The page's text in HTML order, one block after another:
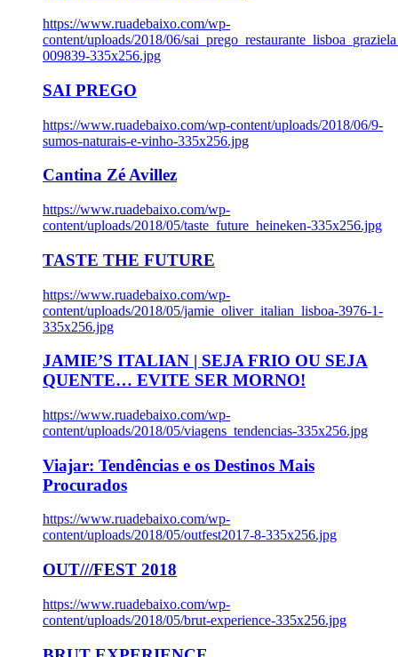
https://www.ruadebaixo.com/wp-
content/uploads/2018/06/
009839-335x256.jpg
SAI PREGO
https://www.ruadebaixo.com/wp-content/uploads/2018/06/9-
sumos-naturais-e-vinho-335x256.jpg
Cantina Zé Avillez
https://www.ruadebaixo.com/wp-
content/uploads/2018/05/taste_future_heineken-335x256.jpg
TASTE THE FUTURE
https://www.ruadebaixo.com/wp-
content/uploads/2018/05/jamie_oliver_italian_lisboa-3976-1-
335x256.jpg
JAMIE’S ITALIAN | SEJA FRIO OU SEJA
QUENTE… EVITE SER MORNO!
https://www.ruadebaixo.com/wp-
content/uploads/2018/05/viagens_tendencias-335x256.jpg
Viajar: Tendências e os Destinos Mais
Procurados
https://www.ruadebaixo.com/wp-
content/uploads/2018/05/outfest2017-8-335x256.jpg
OUT///FEST 2018
https://www.ruadebaixo.com/wp-
content/uploads/2018/05/brut-experience-335x256.jpg